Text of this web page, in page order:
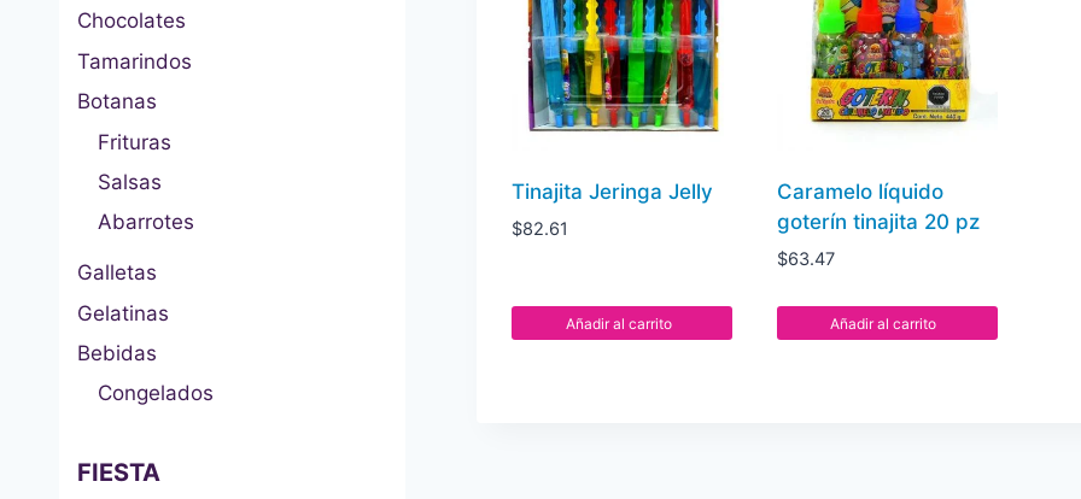
Tinajita Jeringa Jelly
$82.61
Añadir al carrito
Caramelo líquido
goterín tinajita 20 pz
$63.47
Añadir al carrito
Chocolates
Tamarindos
Botanas
Frituras
Salsas
Abarrotes
Galletas
Gelatinas
Bebidas
Congelados
FIESTA